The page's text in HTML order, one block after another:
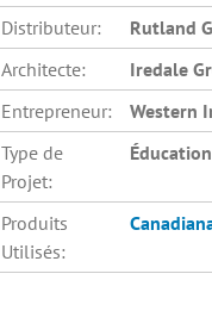
Distributeur:
Rutland
Architecte:
Iredale
Entrepreneur:
Western
Type de
Projet:
Éducation
Produits
Utilisés: